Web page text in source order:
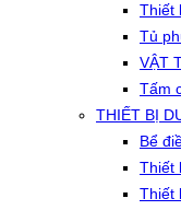
Thiết
Tủ
VẬT
Tấm
THIẾT BỊ
Bể
Thiết
Thiết